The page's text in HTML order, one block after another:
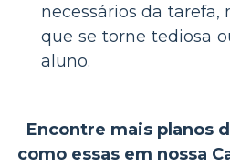
necessários da tarefa,
que se torne tediosa
aluno.
Encontre mais planos
como essas em nossa